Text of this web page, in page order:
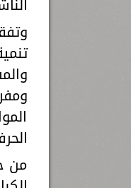
من